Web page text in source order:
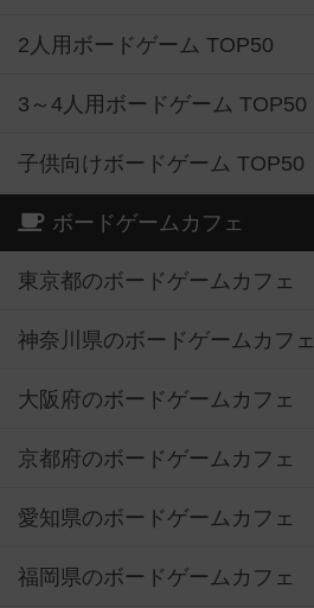
2人用ボードゲーム TOP50
3～4人用ボードゲーム TOP50
子供向けボードゲーム TOP50
ボードゲームカフェ
東京都のボードゲームカフェ
神奈川県のボードゲームカフェ
大阪府のボードゲームカフェ
京都府のボードゲームカフェ
愛知県のボードゲームカフェ
福岡県のボードゲームカフェ